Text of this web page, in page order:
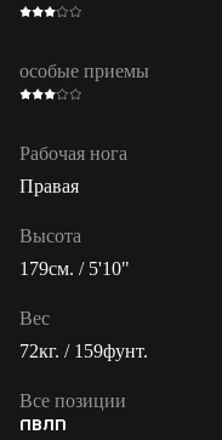
особые приемы
Рабочая нога
Правая
Высота
179см. / 5'10"
Вес
72кг. / 159фунт.
Все позиции
ПВЛП